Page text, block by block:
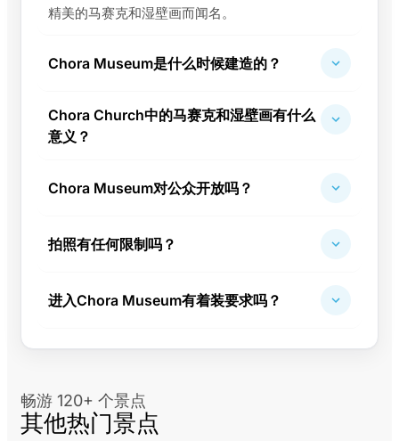
精美的马赛克和湿壁画而闻名。
Chora Museum是什么时候建造的？
Chora Church中的马赛克和湿壁画有什么
意义？
Chora Museum对公众开放吗？
拍照有任何限制吗？
进入Chora Museum有着装要求吗？
畅游 120+ 个景点
其他热门景点